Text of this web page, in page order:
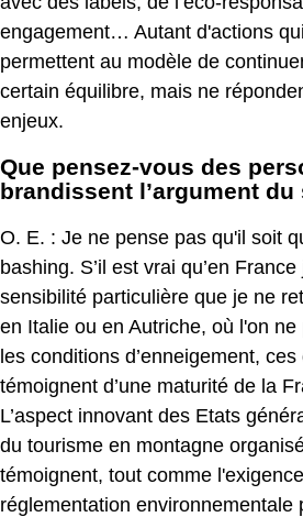
engagement… Autant d'actions
permettent au modèle de
certain équilibre, mais ne
enjeux.
Que pensez-vous des
brandissent l’argument
O. E. : Je ne pense pas qu'il soit
bashing. S’il est vrai qu’en France
sensibilité particulière que je ne
en Italie ou en Autriche, où l'on
les conditions d’enneigement,
témoignent d’une maturité de la
L’aspect innovant des Etats
du tourisme en montagne
témoignent, tout comme
réglementation environnementale